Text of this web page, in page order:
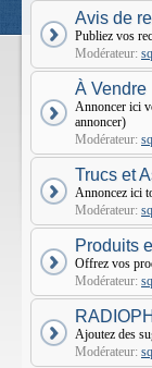
Avis de
Publiez vos
Modérateur:
À Vendre
Annoncer ici
annoncer)
Modérateur:
Trucs et
Annoncez ici
Modérateur:
Produits
Offrez vos
Modérateur:
Ajoutez des
Modérateur: